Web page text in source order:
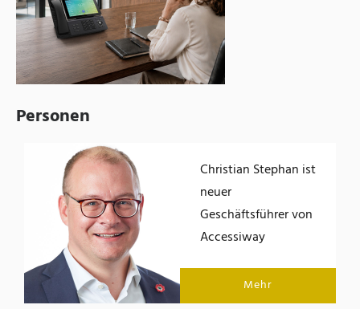
Personen
Christian Stephan ist
neuer
Geschäftsführer von
Accessiway
Mehr